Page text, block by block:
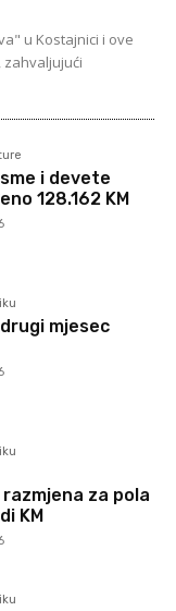
u Kostajnici i ove
i devete
128.162 KM
mjesec
za pola
KM